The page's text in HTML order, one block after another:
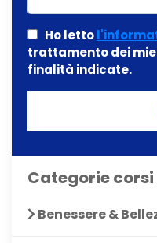
Ho letto
trattamento dei
finalità indicate.
Categorie corsi
Benessere &